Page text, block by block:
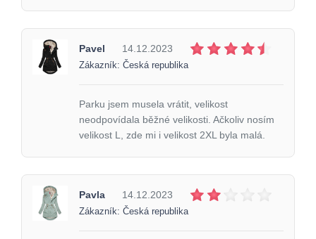
Pavel 14.12.2023
Zákazník: Česká republika
Parku jsem musela vrátit, velikost
neodpovídala běžné velikosti. Ačkoliv nosím
velikost L, zde mi i velikost 2XL byla malá.
Pavla 14.12.2023
Zákazník: Česká republika